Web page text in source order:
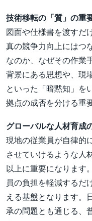
技術移転の「質」の重
図面や仕様書を渡すだ
真の競争力向上にはつ
なのか、なぜその作業
背景にある思想や、現
といった「暗黙知」を
拠点の成否を分ける重
グローバルな人材育成
現地の従業員が自律的
させていけるような人
以上に重要になります
員の負担を軽減するだ
える基盤となります。
承の問題とも通じる、